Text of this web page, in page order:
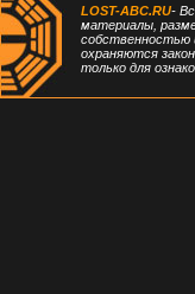
LOST-ABC.RU-
материалы,
собственностью
охраняются
только для